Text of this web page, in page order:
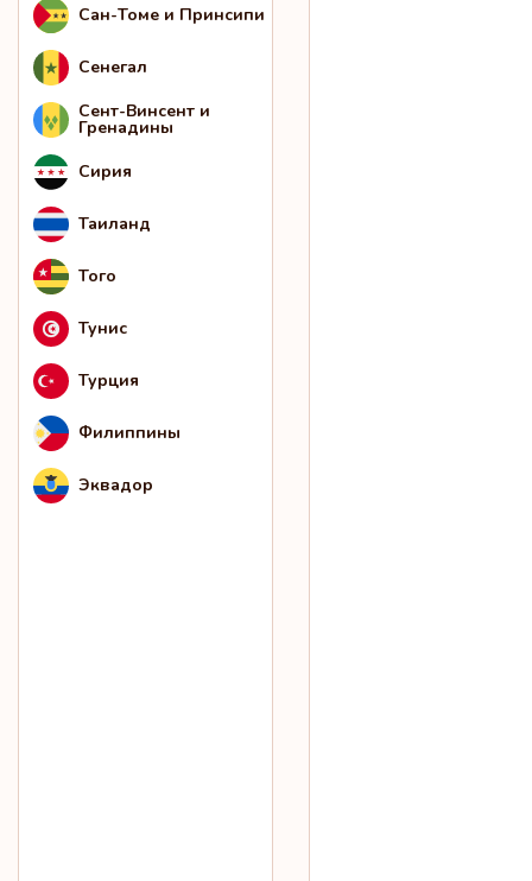
Сан-Томе и Принсипи
Сенегал
Сент-Винсент и
Гренадины
Сирия
Таиланд
Того
Тунис
Турция
Филиппины
Эквадор